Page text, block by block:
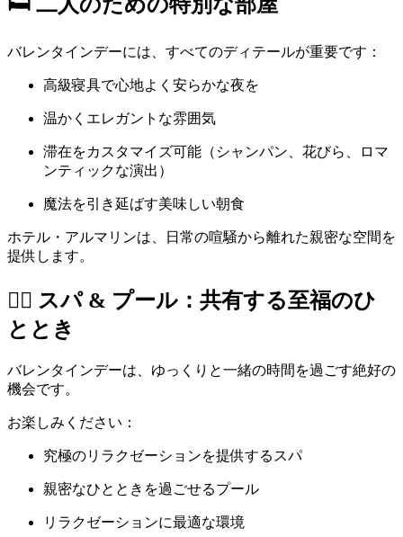
バレンタインデーには、すべてのディテールが重要です：
高級寝具で心地よく安らかな夜を
温かくエレガントな雰囲気
滞在をカスタマイズ可能（シャンパン、花びら、ロマ
ンティックな演出）
魔法を引き延ばす美味しい朝食
ホテル・アルマリンは、日常の喧騒から離れた親密な空間を
提供します。
🧖‍♀️ スパ & プール：共有する至福のひ
ととき
バレンタインデーは、ゆっくりと一緒の時間を過ごす絶好の
機会です。
お楽しみください：
究極のリラクゼーションを提供するスパ
親密なひとときを過ごせるプール
リラクゼーションに最適な環境